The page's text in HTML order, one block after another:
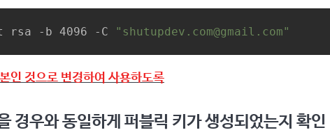
rsa -b 4096 -C "shutupdev.com@gmail.com"
인 것으로 변경하여 사용하도록
경우와 동일하게 퍼블릭 키가 생성되었는지 확인